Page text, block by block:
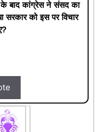
के बाद कांग्रेस ने संसद का
सरकार को इस पर विचार